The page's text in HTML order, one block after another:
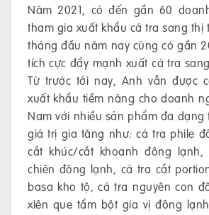
Năm 2021, có đến gần 60
tham gia xuất khẩu cá tra sang thị
tháng đầu năm nay cũng có gần
tích cực đẩy mạnh xuất cá tra
Từ trước tới nay, Anh vẫn được
xuất khẩu tiềm năng cho doanh
Nam với nhiều sản phẩm đa
giá trị gia tăng như: cá tra phile
cắt khúc/cắt khoanh đông
chiên đông lạnh, cá tra cắt
basa kho tộ, cá tra nguyên con
xiên que tẩm bột gia vị đông